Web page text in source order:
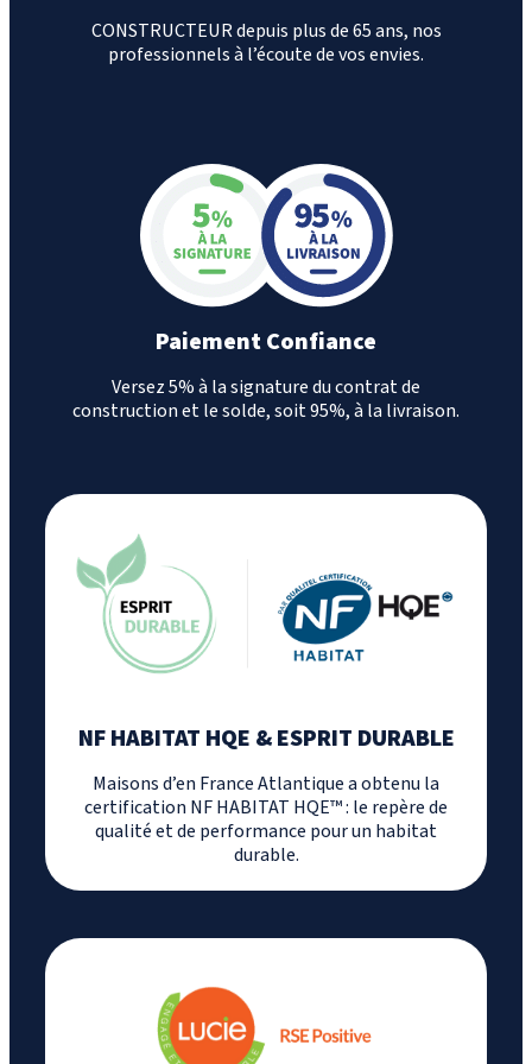
CONSTRUCTEUR depuis plus de 65 ans, nos
professionnels à l’écoute de vos envies.
Paiement Confiance
Versez 5% à la signature du contrat de
construction et le solde, soit 95%, à la livraison.
NF HABITAT HQE & ESPRIT DURABLE
Maisons d’en France Atlantique a obtenu la
certification NF HABITAT HQE™ : le repère de
qualité et de performance pour un habitat
durable.